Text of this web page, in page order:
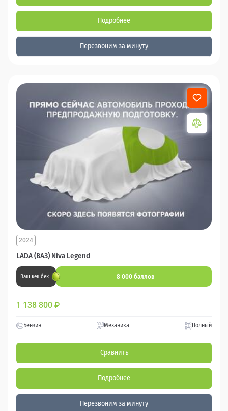
Подробнее
Перезвоним за минуту
LADA (ВАЗ) Niva Legend
2024
Ваш кешбек 8 000 баллов
1 138 800 ₽
Бензин Механика Полный
Сравнить
Подробнее
Перезвоним за минуту